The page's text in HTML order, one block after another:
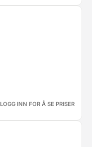
LOGG INN FOR Å SE PRISER